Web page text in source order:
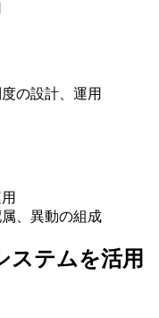
の設計、運用
、異動の組成
ステムを活用